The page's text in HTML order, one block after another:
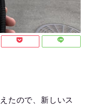
たので、新しいス